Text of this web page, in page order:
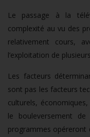
Le passage à la
complexité au vu des
relativement cours,
l’exploitation de
Les facteurs
sont pas les facteurs
culturels,
le bouleversement
programmes opéreront